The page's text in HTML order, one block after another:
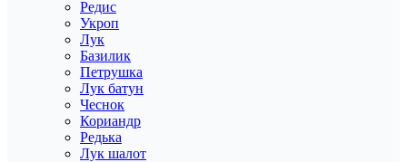
Редис
Укроп
Лук
Базилик
Петрушка
Лук батун
Чеснок
Кориандр
Редька
Лук шалот